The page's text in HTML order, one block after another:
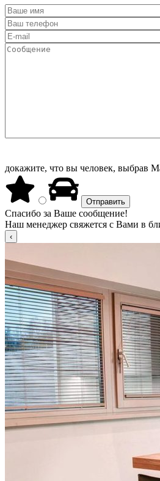
докажите, что вы человек, выбрав
Спасибо за Ваше сообщение!
Наш менеджер свяжется с Вами в